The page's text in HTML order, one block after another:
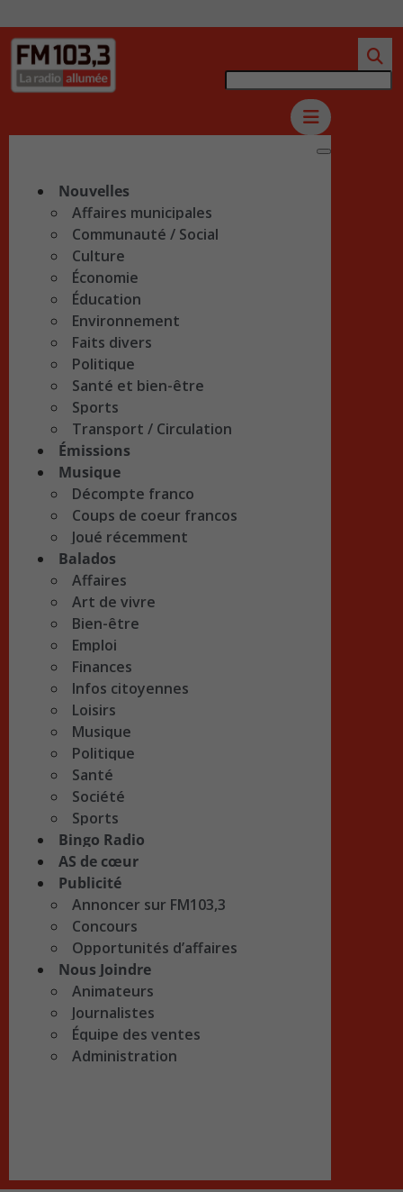
Nouvelles
Affaires municipales
Communauté / Social
Culture
Économie
Éducation
Environnement
Faits divers
Politique
Santé et bien-être
Sports
Transport / Circulation
Émissions
Musique
Décompte franco
Coups de coeur francos
Joué récemment
Balados
Affaires
Art de vivre
Bien-être
Emploi
Finances
Infos citoyennes
Loisirs
Musique
Politique
Santé
Société
Sports
Bingo Radio
AS de cœur
Publicité
Annoncer sur FM103,3
Concours
Opportunités d’affaires
Nous Joindre
Animateurs
Journalistes
Équipe des ventes
Administration